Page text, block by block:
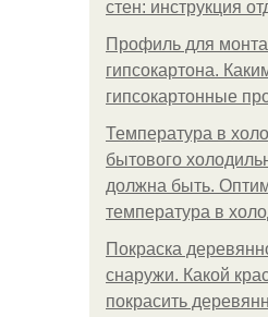
стен: инструкция
Профиль для
гипсокартона.
гипсокартонные
Температура в
бытового
должна быть.
температура в
Покраска
снаружи. Какой
покрасить